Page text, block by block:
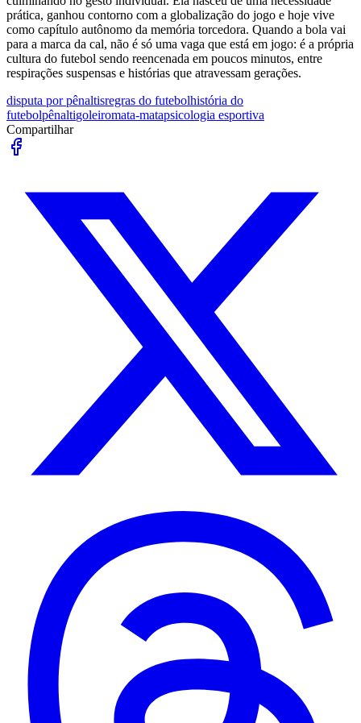
prática, ganhou contorno com a globalização do jogo e hoje vive
como capítulo autônomo da memória torcedora. Quando a bola vai
para a marca da cal, não é só uma vaga que está em jogo: é a própria
cultura do futebol sendo reencenada em poucos minutos, entre
respirações suspensas e histórias que atravessam gerações.
disputa por pênaltisregras do futebolhistória do
futebolpênaltigoleiromata-matapsicologia esportiva
Compartilhar